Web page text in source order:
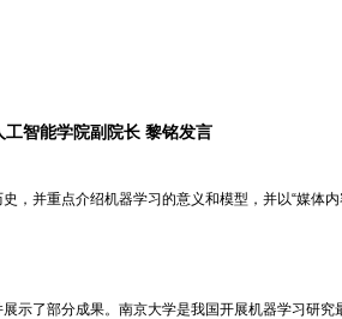
工智能学院副院长 黎铭发言
，并重点介绍机器学习的意义和模型，并以“媒体
示了部分成果。南京大学是我国开展机器学习研究